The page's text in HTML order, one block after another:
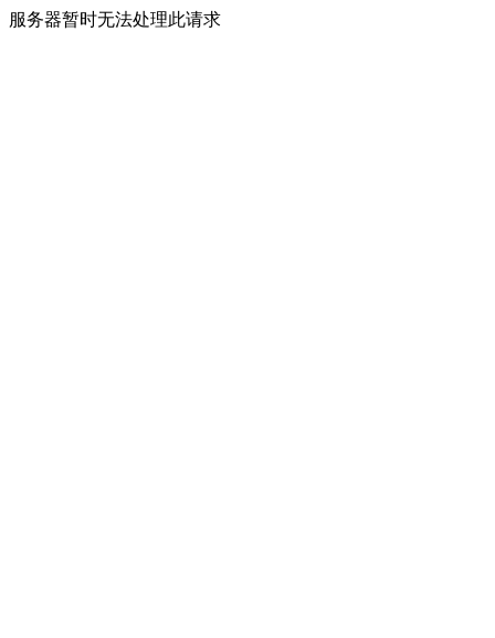
服务器暂时无法处理此请求